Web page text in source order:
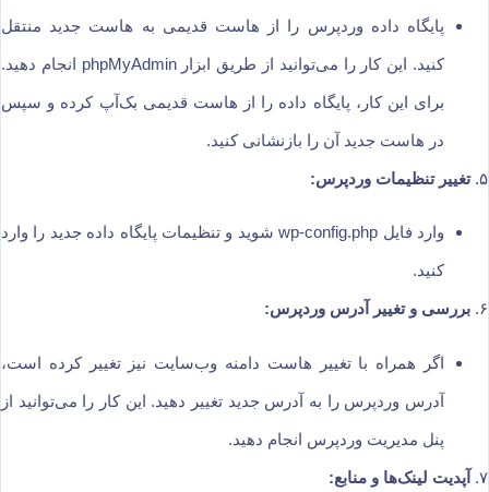
پایگاه داده وردپرس را از هاست قدیمی به هاست جدید منتقل
کنید. این کار را می‌توانید از طریق ابزار phpMyAdmin انجام دهید.
برای این کار، پایگاه داده را از هاست قدیمی بک‌آپ کرده و سپس
در هاست جدید آن را بازنشانی کنید.
۵. تغییر تنظیمات وردپرس:
وارد فایل wp-config.php شوید و تنظیمات پایگاه داده جدید را وارد
کنید.
۶. بررسی و تغییر آدرس وردپرس:
اگر همراه با تغییر هاست دامنه وب‌سایت نیز تغییر کرده است،
آدرس وردپرس را به آدرس جدید تغییر دهید. این کار را می‌توانید از
پنل مدیریت وردپرس انجام دهید.
۷. آپدیت لینک‌ها و منابع: